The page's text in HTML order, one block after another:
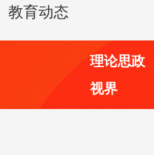
教育动态
理论思政
视界